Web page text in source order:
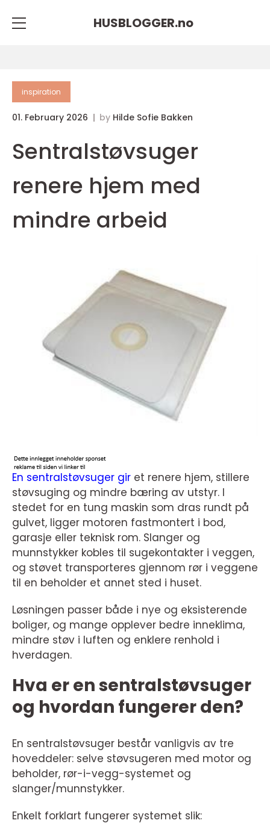
HUSBLOGGER.no
inspiration
01. February 2026 by Hilde Sofie Bakken
Sentralstøvsuger
renere hjem med
mindre arbeid
En sentralstøvsuger gir et renere hjem, stillere
støvsuging og mindre bæring av utstyr. I
stedet for en tung maskin som dras rundt på
gulvet, ligger motoren fastmontert i bod,
garasje eller teknisk rom. Slanger og
munnstykker kobles til sugekontakter i veggen,
og støvet transporteres gjennom rør i veggene
til en beholder et annet sted i huset.
Løsningen passer både i nye og eksisterende
boliger, og mange opplever bedre inneklima,
mindre støv i luften og enklere renhold i
hverdagen.
Hva er en sentralstøvsuger
og hvordan fungerer den?
En sentralstøvsuger består vanligvis av tre
hoveddeler: selve støvsugeren med motor og
beholder, rør-i-vegg-systemet og
slanger/munnstykker.
Enkelt forklart fungerer systemet slik: